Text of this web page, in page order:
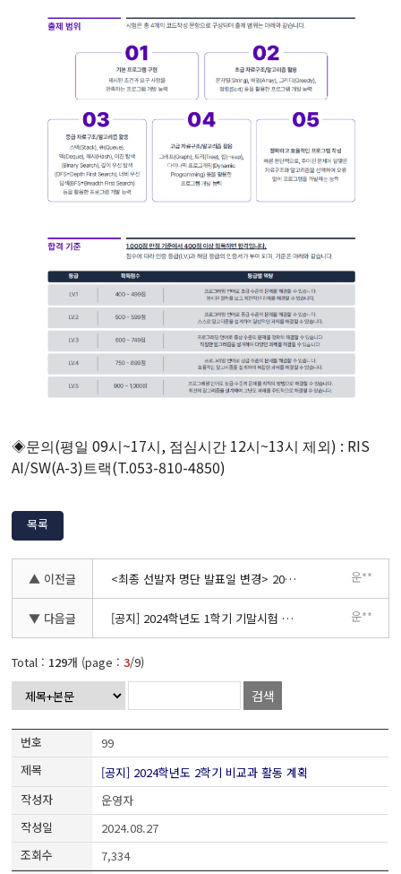
◈문의 (평일09시 ~17시 , 점심시간 12시 ~13시 제외 ) : RIS
AI/SW(A-3)트랙(T.053-810-4850)
목록
▲ 이전글 <최종 선발자 명단 발표일 변경> 2024 Japan IT Week 나고야 운**
▼ 다음글 [공지] 2024학년도 1학기 기말시험 공지 운**
Total : 129개 (page :3/9)
검색
99
[공지] 2024학년도 2학기 비교과 활동 계획
운영자
2024.08.27
7,334